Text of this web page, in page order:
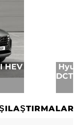
HEV
DCT